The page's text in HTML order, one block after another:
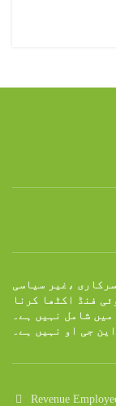
،غیر سیاسی
فنڈ اکٹھا کرنا
شامل نہیں ہے۔
جی او نہیں ہے۔
Revenue